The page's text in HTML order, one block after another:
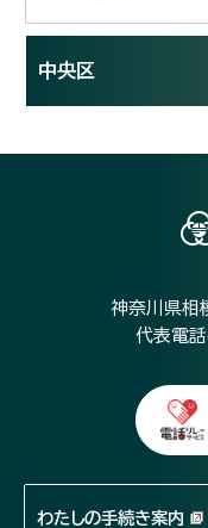
中央区
神奈川県
代表電
わたしの手続き案内